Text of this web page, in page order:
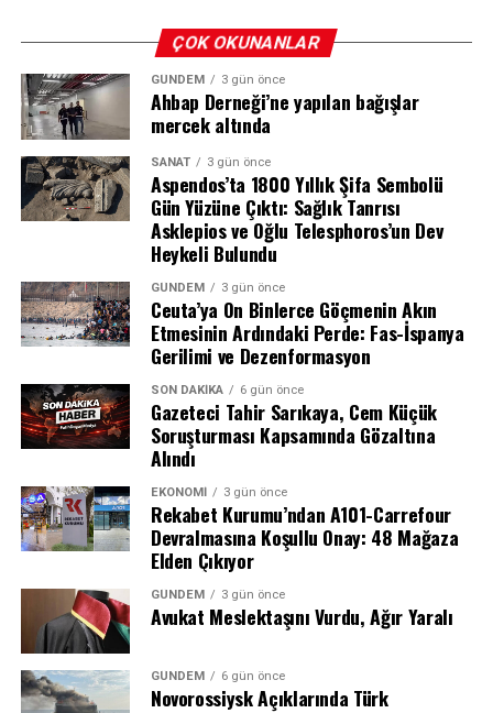
şüphelilerin HTS (Hücresel Haberleşme Sistemi) ve PTS
(Plaka Tanıma Sistemi) kayıtlarını, kriminal inceleme
bulgularını ve tanık beyanlarını bir araya getirerek
olayın perdesini aralamaya çalıştı.
Yapılan incelemelerde, Evindar Tiğrak’ın kaybolmadan
hemen önce şüphelilerden biriyle yoğun telefon trafiği
ve mesajlaşma yaşadığı tespit edildi. Dikkat çeken bir
diğer detay ise, şüphelinin kullandığı 21 AC 935 plakalı
aracın, olay günü bagaj kapağı açık bir şekilde ve tek
başına seyir halinde olduğunun kayıtlara geçmesi oldu.
Araç üzerinde yapılan kriminal incelemede ise bagaj ve
ön yolcu koltuğunda biyolojik bulgulara rastlandı. Bu
kadına ait kan örneğinin bulunması, işin vahametini
gözler önüne serdi.
Tanık İfadeleri ve Şüpheli Hareketler
Soruşturma kapsamında ifadesine başvurulan tanıklar,
olayın ardından aracın detaylı bir şekilde temizlendiğini,
yerlerinin değiştirildiğini anlattı. Bir oto yıkama
işletmecisinin ifadesinde ise araç içerisinde yoğun bir
kötü koku olduğu ve arka koltuklarda kan izleri
görüldüğü belirtildi. Tüm bu deliller doğrultusunda
ÇOK OKUNANLAR
GÜNDEM 3 gün önce
Ahbap Derneği’ne yapılan bağışlar
mercek altında
SANAT 3 gün önce
Aspendos’ta 1800 Yıllık Şifa Sembolü
Gün Yüzüne Çıktı: Sağlık Tanrısı
Asklepios ve Oğlu Telesphoros’un Dev
Heykeli Bulundu
GÜNDEM 3 gün önce
Ceuta’ya On Binlerce Göçmenin Akın
Etmesinin Ardındaki Perde: Fas-İspanya
Gerilimi ve Dezenformasyon
SON DAKIKA 6 gün önce
Gazeteci Tahir Sarıkaya, Cem Küçük
Soruşturması Kapsamında Gözaltına
Alındı
EKONOMI 3 gün önce
Rekabet Kurumu’ndan A101-Carrefour
Devralmasına Koşullu Onay: 48 Mağaza
Elden Çıkıyor
GÜNDEM 3 gün önce
Avukat Meslektaşını Vurdu, Ağır Yaralı
GÜNDEM 6 gün önce
Novorossiysk Açıklarında Türk